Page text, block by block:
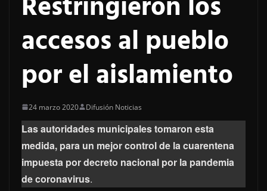
accesos al pueblo
por el aislamiento
24 marzo 2020 Difusión Noticias
Las autoridades municipales tomaron esta
medida, para un mejor control de la cuarentena
impuesta por decreto nacional por la pandemia
de coronavirus.